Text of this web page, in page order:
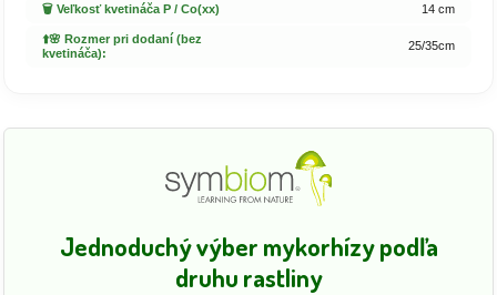
🗑️ Veľkosť kvetináča P / Co(xx) 14 cm
⬆️🌸 Rozmer pri dodaní (bez
kvetináča):
25/35cm
Jednoduchý výber mykorhízy podľa
druhu rastliny